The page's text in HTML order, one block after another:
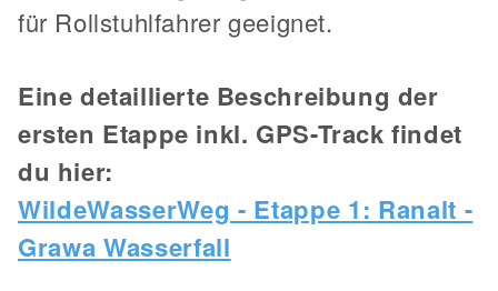
für Rollstuhlfahrer geeignet.
Eine detaillierte Beschreibung der
ersten Etappe inkl. GPS-Track findet
du hier:
WildeWasserWeg - Etappe 1: Ranalt -
Grawa Wasserfall